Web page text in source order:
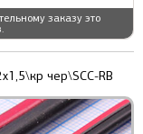
заказу это
чер\SCC-RB